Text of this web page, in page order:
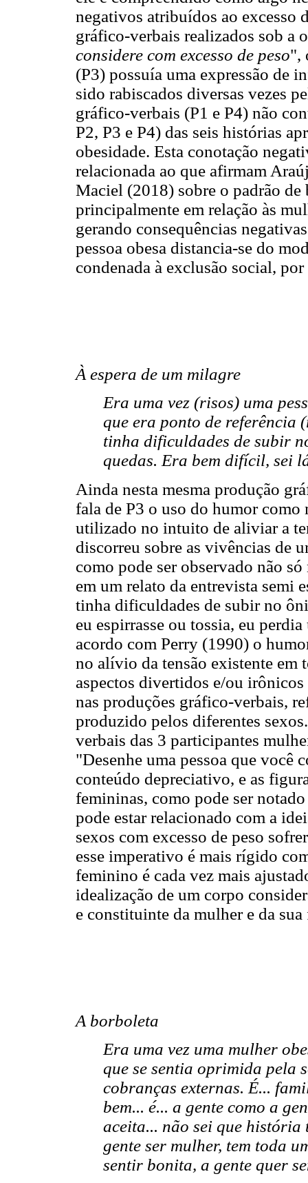
negativos atribuídos ao excesso
gráfico-verbais realizados sob a
considere com excesso de peso",
(P3) possuía uma expressão de
sido rabiscados diversas vezes
gráfico-verbais (P1 e P4) não
P2, P3 e P4) das seis histórias
obesidade. Esta conotação
relacionada ao que afirmam
Maciel (2018) sobre o padrão de
principalmente em relação às
gerando consequências
pessoa obesa distancia-se do
condenada à exclusão social,
À espera de um milagre
Era uma vez (risos) uma
que era ponto de referência
tinha dificuldades de subir
quedas. Era bem difícil, sei
Ainda nesta mesma produção
fala de P3 o uso do humor como
utilizado no intuito de aliviar a
discorreu sobre as vivências de
como pode ser observado não
em um relato da entrevista semi
tinha dificuldades de subir no
eu espirrasse ou tossia, eu
acordo com Perry (1990) o
no alívio da tensão existente
aspectos divertidos e/ou
nas produções gráfico-verbais,
produzido pelos diferentes
verbais das 3 participantes
"Desenhe uma pessoa que você
conteúdo depreciativo, e as
femininas, como pode ser
pode estar relacionado com a
sexos com excesso de peso
esse imperativo é mais rígido
feminino é cada vez mais
idealização de um corpo
e constituinte da mulher e da
A borboleta
Era uma vez uma mulher
que se sentia oprimida pela
cobranças externas. É...
bem... é... a gente como a
aceita... não sei que história
gente ser mulher, tem toda
sentir bonita, a gente quer